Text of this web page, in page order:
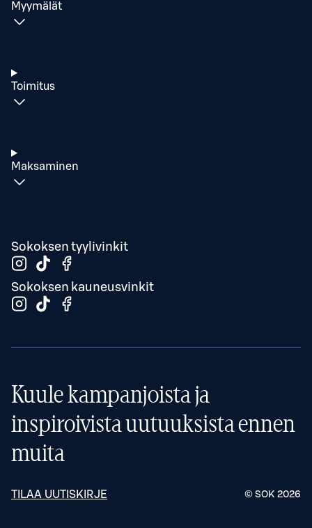
Myymälät
Toimitus
Maksaminen
Sokoksen tyylivinkit
Sokoksen kauneusvinkit
Kuule kampanjoista ja
inspiroivista uutuuksista ennen
muita
TILAA UUTISKIRJE © SOK 2026